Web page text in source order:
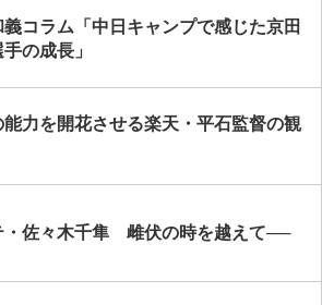
義コラム「中日キャンプで感じた京田
の成長」
能力を開花させる楽天・平石監督の観
・佐々木千隼 雌伏の時を越えて──